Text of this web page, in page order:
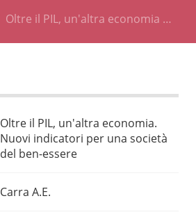
Oltre il PIL, un'altra economia …
Oltre il PIL, un'altra economia.
Nuovi indicatori per una società
del ben-essere
Carra A.E.